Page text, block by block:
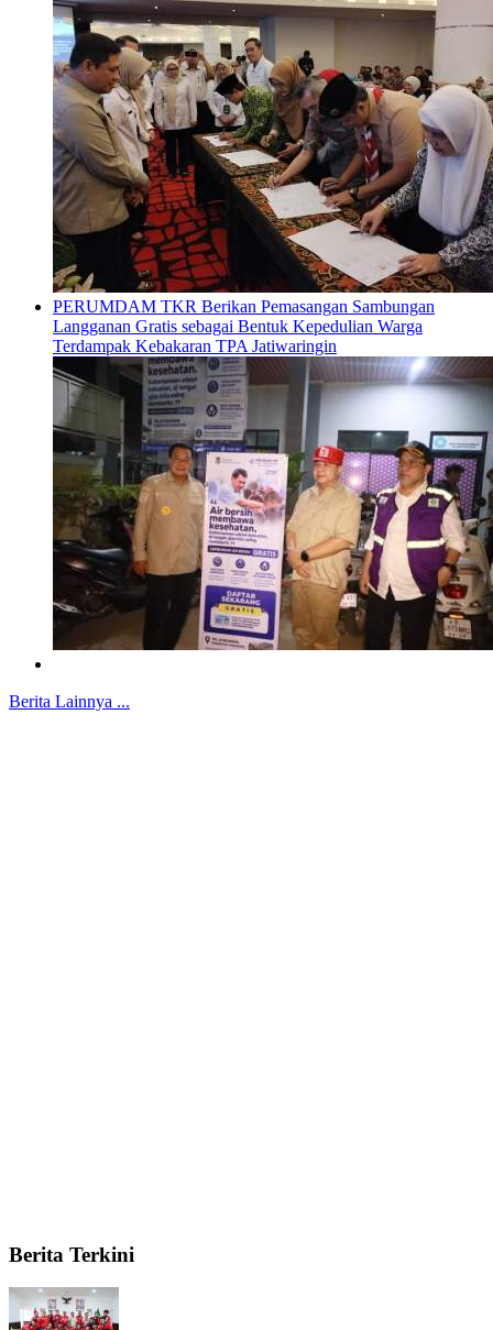
PERUMDAM TKR Berikan Pemasangan Sambungan
Langganan Gratis sebagai Bentuk Kepedulian Warga
Terdampak Kebakaran TPA Jatiwaringin
Berita Lainnya ...
Berita Terkini